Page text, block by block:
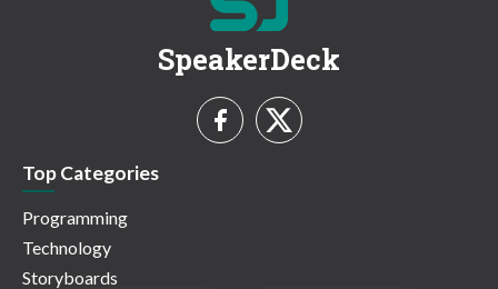
SpeakerDeck
Top Categories
Programming
Technology
Storyboards